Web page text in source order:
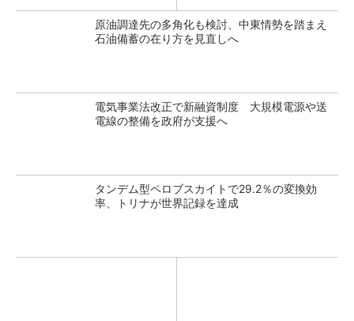
原油調達先の多角化も検討、中東情勢を踏まえ
石油備蓄の在り方を見直しへ
電気事業法改正で新融資制度 大規模電源や送
電線の整備を政府が支援へ
タンデム型ペロブスカイトで29.2％の変換効
率、トリナが世界記録を達成